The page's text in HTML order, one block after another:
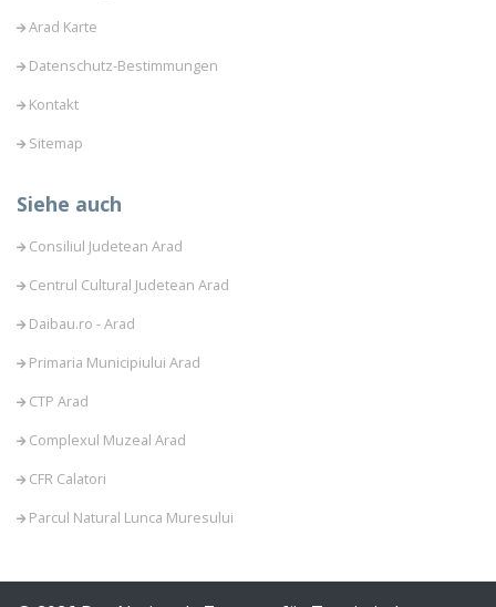
Arad Karte
Datenschutz-Bestimmungen
Kontakt
Sitemap
Siehe auch
Consiliul Judetean Arad
Centrul Cultural Judetean Arad
Daibau.ro - Arad
Primaria Municipiului Arad
CTP Arad
Complexul Muzeal Arad
CFR Calatori
Parcul Natural Lunca Muresului